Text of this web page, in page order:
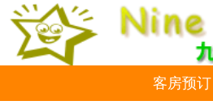
客房预订